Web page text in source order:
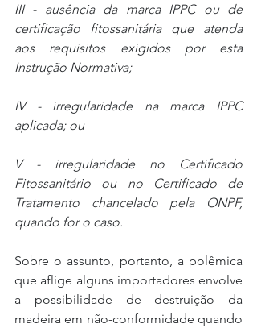
III - ausência da marca IPPC ou de
certificação fitossanitária que atenda
aos requisitos exigidos por esta
Instrução Normativa;
IV - irregularidade na marca IPPC
aplicada; ou
V - irregularidade no Certificado
Fitossanitário ou no Certificado de
Tratamento chancelado pela ONPF,
quando for o caso.
Sobre o assunto, portanto, a polêmica
que aflige alguns importadores envolve
a possibilidade de destruição da
madeira em não-conformidade quando